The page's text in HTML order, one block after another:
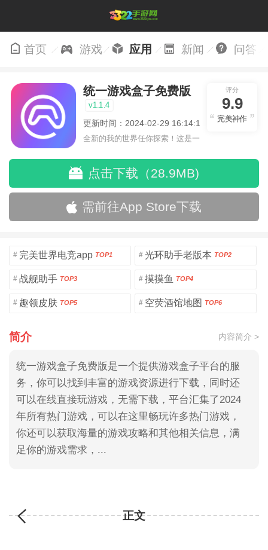
首页 游戏 应用 新闻 问答
统一游戏盒子免费版
v1.1.4
更新时间：2024-02-29 16:14:16
全新的我的世界任你探索！这是一
评分
9.9
完美神作
点击下载（28.9MB)
需前往App Store下载
# 完美世界电竞app TOP1 # 光环助手老版本 TOP2
# 战舰助手 TOP3 # 摸摸鱼 TOP4
# 趣领皮肤 TOP5 # 空荧酒馆地图 TOP6
简介 内容简介 >
统一游戏盒子免费版是一个提供游戏盒子平台的服
务，你可以找到丰富的游戏资源进行下载，同时还
可以在线直接玩游戏，无需下载，平台汇集了2024
年所有热门游戏，可以在这里畅玩许多热门游戏，
你还可以获取海量的游戏攻略和其他相关信息，满
足你的游戏需求，...
正文